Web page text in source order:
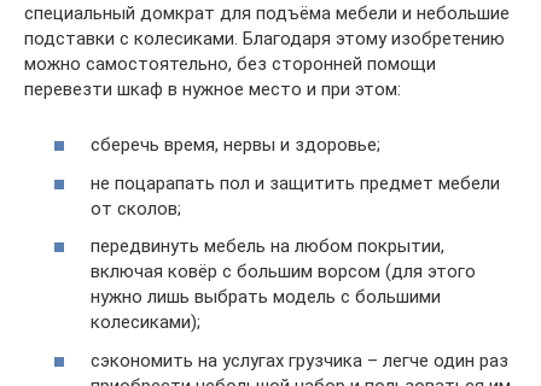
специальный домкрат для подъёма мебели и небольшие
подставки с колесиками. Благодаря этому изобретению
можно самостоятельно, без сторонней помощи
перевезти шкаф в нужное место и при этом:
сберечь время, нервы и здоровье;
не поцарапать пол и защитить предмет мебели
от сколов;
передвинуть мебель на любом покрытии,
включая ковёр с большим ворсом (для этого
нужно лишь выбрать модель с большими
колесиками);
сэкономить на услугах грузчика – легче один раз